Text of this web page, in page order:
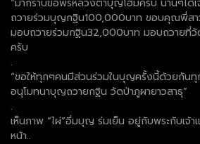
ถวายร่วมบุญกฐิน100,000บาท ขอบคุณพี่ส
มอบถวายร่วมกฐิน32,000บาท มอบถวายที่วั
ครับ
.
“ขอให้ทุกๆคนมีส่วนร่วมในบุญครั้งนี้ด้วยกัน
อนุโมทนาบุญถวายกฐิน วัดป่าภูผายาวสาธุ”
.
เห็นภาพ “ไผ่”อิ่มบุญ ร่มเย็น อยู่กับพระกับเจ้
หน้า..